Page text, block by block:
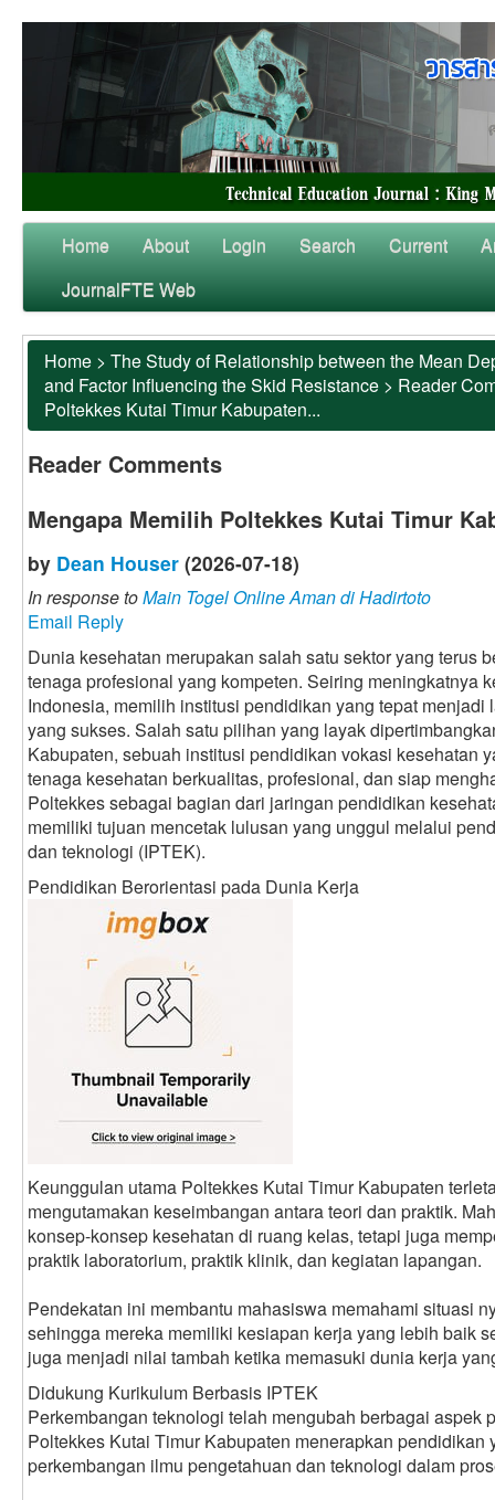
Home About Login Search Current
JournalFTE Web
Home > The Study of Relationship between the Mean
and Factor Influencing the Skid Resistance > Reader
Poltekkes Kutai Timur Kabupaten...
Reader Comments
Mengapa Memilih Poltekkes Kutai Timur
by Dean Houser (2026-07-18)
In response toMain Togel Online Aman di Hadirtoto
Email Reply
Dunia kesehatan merupakan salah satu sektor yang terus
tenaga profesional yang kompeten. Seiring meningkatnya
Indonesia, memilih institusi pendidikan yang tepat
yang sukses. Salah satu pilihan yang layak
Kabupaten, sebuah institusi pendidikan vokasi kesehatan
tenaga kesehatan berkualitas, profesional, dan siap
Poltekkes sebagai bagian dari jaringan pendidikan
memiliki tujuan mencetak lulusan yang unggul melalui
dan teknologi (IPTEK).
Pendidikan Berorientasi pada Dunia Kerja
Keunggulan utama Poltekkes Kutai Timur Kabupaten
mengutamakan keseimbangan antara teori dan praktik.
konsep-konsep kesehatan di ruang kelas, tetapi juga
praktik laboratorium, praktik klinik, dan kegiatan lapangan.
Pendekatan ini membantu mahasiswa memahami situasi
sehingga mereka memiliki kesiapan kerja yang lebih baik
juga menjadi nilai tambah ketika memasuki dunia kerja
Didukung Kurikulum Berbasis IPTEK
Perkembangan teknologi telah mengubah berbagai aspek
Poltekkes Kutai Timur Kabupaten menerapkan pendidikan
perkembangan ilmu pengetahuan dan teknologi dalam